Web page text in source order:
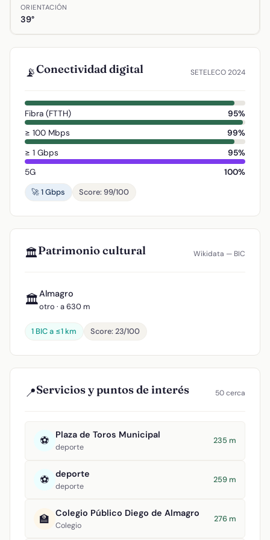
ORIENTACIÓN
39°
📡Conectividad digital SETELECO 2024
Fibra (FTTH)
95%
≥ 100 Mbps
99%
≥ 1 Gbps
95%
5G
100%
🚀 1 Gbps
Score: 99/100
🏛️Patrimonio cultural Wikidata — BIC
🏛️Almagro
otro · a 630 m
1 BIC a ≤1 km Score: 23/100
📍Servicios y puntos de interés 50 cerca
⚽ Plaza de Toros Municipal
deporte
235 m
⚽ deporte
deporte
259 m
🏫 Colegio Público Diego de Almagro
Colegio
276 m